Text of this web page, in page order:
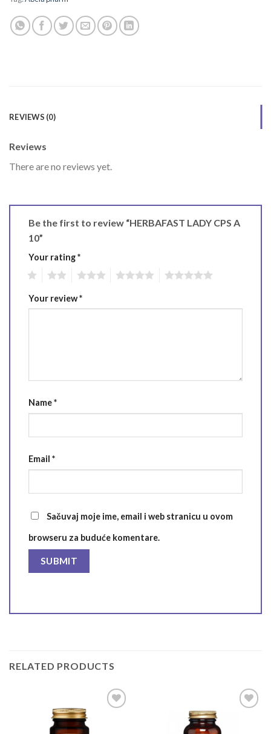
REVIEWS (0)
Reviews
There are no reviews yet.
Be the first to review “HERBAFAST LADY CPS A
10”
Your rating*
Your review*
Name*
Email *
Sačuvaj moje ime, email i web stranicu u ovom
browseru za buduće komentare.
RELATED PRODUCTS